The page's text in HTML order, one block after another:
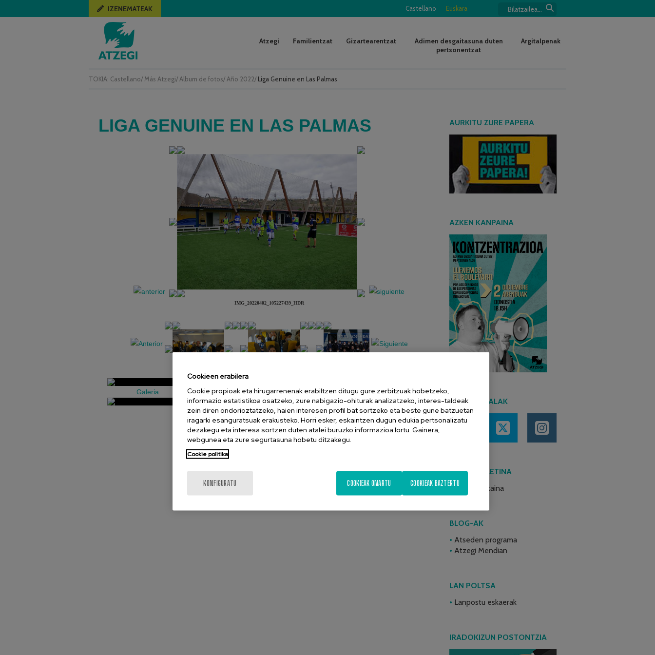
TOKIA: Castellano/ Más Atzegi/ Album de fotos/ Año 2022/ Liga Genuine en Las Palmas
Castellano Euskara
IZENEMATEAK
Atzegi Familientzat Gizartearentzat
Adimen desgaitasuna duten
pertsonentzat
Argitalpenak
LIGA GENUINE EN LAS PALMAS
IMG_20220402_105227439_HDR
Galeria Aurkezpena Diapositiba
AURKITU ZURE PAPERA
AZKEN KANPAINA
SARE SOZIALAK
AZKEN BULETINA
2026ko ekaina
BLOG-AK
Atseden programa
Atzegi Mendian
LAN POLTSA
Lanpostu eskaerak
IRADOKIZUN POSTONTZIA
Cookieen erabilera
Cookie propioak eta hirugarrenenak erabiltzen ditugu gure zerbitzuak hobetzeko,
informazio estatistikoa osatzeko, zure nabigazio-ohiturak analizatzeko, interes-taldeak
zein diren ondorioztatzeko, haien interesen profil bat sortzeko eta beste gune batzuetan
iragarki esanguratsuak erakusteko. Horri esker, eskaintzen dugun edukia pertsonalizatu
dezakegu eta interesa sortzen duten atalei buruzko informazioa lortu. Gainera,
webgunea eta zure segurtasuna hobetu ditzakegu.
Cookie politika
KONFIGURATU COOKIEAK BAZTERTU
COOKIEAK ONARTU